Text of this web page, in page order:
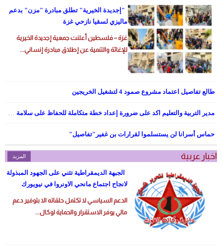
"إجديدة الخيرية" تطلق مبادرة "مزن" بدعم
ماليزي لسقيا نازحي غزة
غزة – فلسطين أعلنت جمعية إجديدة الخيرية
للإغاثة والتنمية عن إطلاق مبادرة إنساني...
طالع تفاصيل اعتماد مشروع صمود 4 لتشغيل الخريجين
مدير التربية والتعليم اكد على ضرورة إعداد خطة متكاملة للحفاظ على سلامة طلبتنا ومدارسنا حال وجود أي تصعيد لا قدر الله
حماس أسرانا لن يستسلموا لقرارات بن غفير"تفاصيل"
اخبار عربية المزيد
الجبهة الديمقراطية تثني على الجهود المبذولة
لانجاح اجتماع مانحي الاونروا في نيويورك
الدعم السياسي لا تكتمل حلقاته الا بتوفير دعم
مالي يوفر الاستقرار والحماية لوكال...